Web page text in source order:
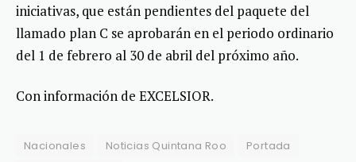
iniciativas, que están pendientes del paquete del
llamado plan C se aprobarán en el periodo ordinario
del 1 de febrero al 30 de abril del próximo año.
Con información de EXCELSIOR.
Nacionales Noticias Quintana Roo
Portada